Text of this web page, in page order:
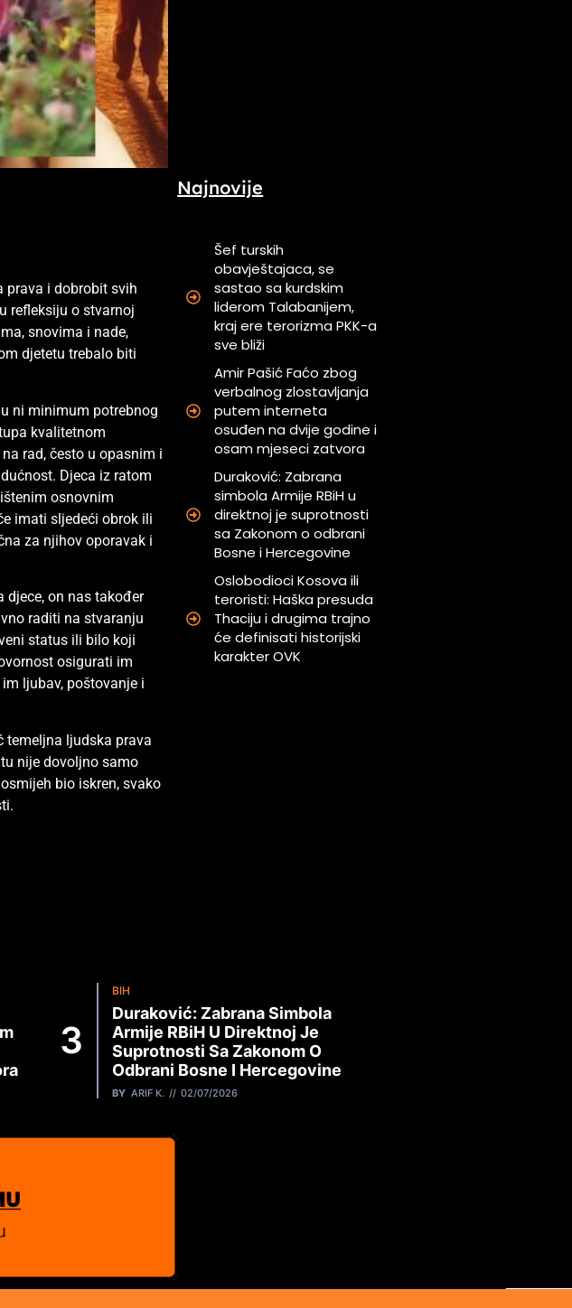
prava i dobrobit svih
refleksiju o stvarnoj
snovima i nade,
djetetu trebalo biti
ni minimum potrebnog
kvalitetnom
rad, često u opasnim i
Djeca iz ratom
osnovnim
imati sljedeći obrok ili
za njihov oporavak i
djece, on nas također
raditi na stvaranju
status ili bilo koji
osigurati im
ljubav, poštovanje i
temeljna ljudska prava
nije dovoljno samo
bio iskren, svako
Najnovije
Šef turskih
obavještajaca, se
sastao sa kurdskim
liderom Talabanijem,
kraj ere terorizma PKK-a
sve bliži
Amir Pašić Faćo zbog
verbalnog zlostavljanja
putem interneta
osuđen na dvije godine i
osam mjeseci zatvora
Duraković: Zabrana
simbola Armije RBiH u
direktnoj je suprotnosti
sa Zakonom o odbrani
Bosne i Hercegovine
Oslobodioci Kosova ili
teroristi: Haška presuda
Thaciju i drugima trajno
će definisati historijski
karakter OVK
BIH
Duraković: Zabrana Simbola
Armije RBiH U Direktnoj Je
Suprotnosti Sa Zakonom O
Odbrani Bosne I Hercegovine
BY ARIF K. 02/07/2026